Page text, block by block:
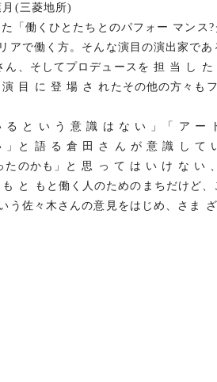
(三菱地所)
「働くひとたちとのパフォー マンス
アで働く方。そんな演目の演出家で
ん、そしてプロデュースを 担 当 し
目 に 登 場 さ れたその他の方々も
る と い う 意 識 は な い 」「 ア ー
」と 語 る 倉 田 さ ん が 意 識 し て
たのかも」と 思 っ て は い け な い
と もと働く人のためのまちだけど
う佐々木さんの意見をはじめ、さま